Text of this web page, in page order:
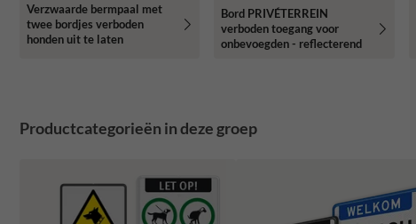
Verzwaarde bermpaal met
twee bordjes verboden
honden uit te laten
Bord PRIVÉTERREIN
verboden toegang voor
onbevoegden - reflecterend
Productcategorieën in deze groep